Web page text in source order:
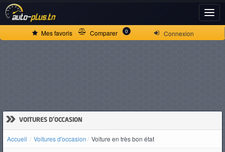
Connexion
Mes favoris Comparer 0
» VOITURES D'OCCASION
Accueil Voitures d'occasion Voiture en très bon état
ACCUEIL